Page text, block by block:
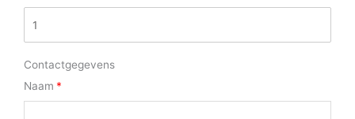
Contactgegevens
Naam